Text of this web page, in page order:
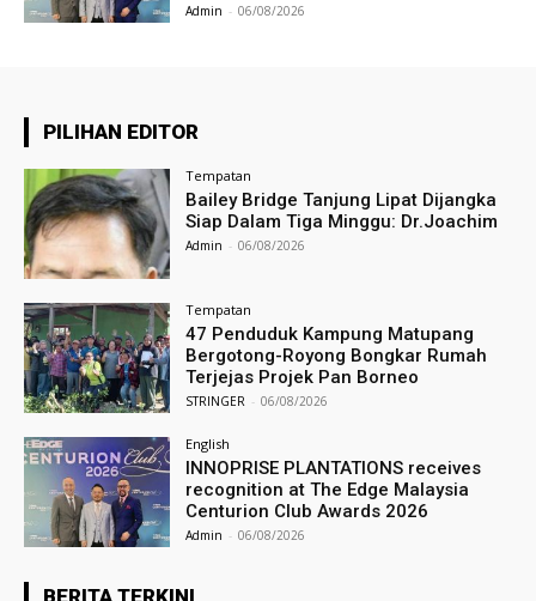
Admin - 06/08/2026
PILIHAN EDITOR
Tempatan
Bailey Bridge Tanjung Lipat Dijangka
Siap Dalam Tiga Minggu: Dr.Joachim
Admin - 06/08/2026
Tempatan
47 Penduduk Kampung Matupang
Bergotong-Royong Bongkar Rumah
Terjejas Projek Pan Borneo
STRINGER - 06/08/2026
English
INNOPRISE PLANTATIONS receives
recognition at The Edge Malaysia
Centurion Club Awards 2026
Admin - 06/08/2026
BERITA TERKINI